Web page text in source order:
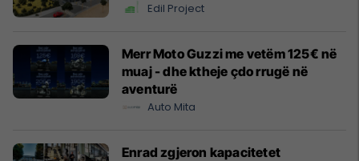
Edil Project
Merr Moto Guzzi me vetëm 125€ në
muaj - dhe ktheje çdo rrugë në
aventurë
Auto Mita
Enrad zgjeron kapacitetet